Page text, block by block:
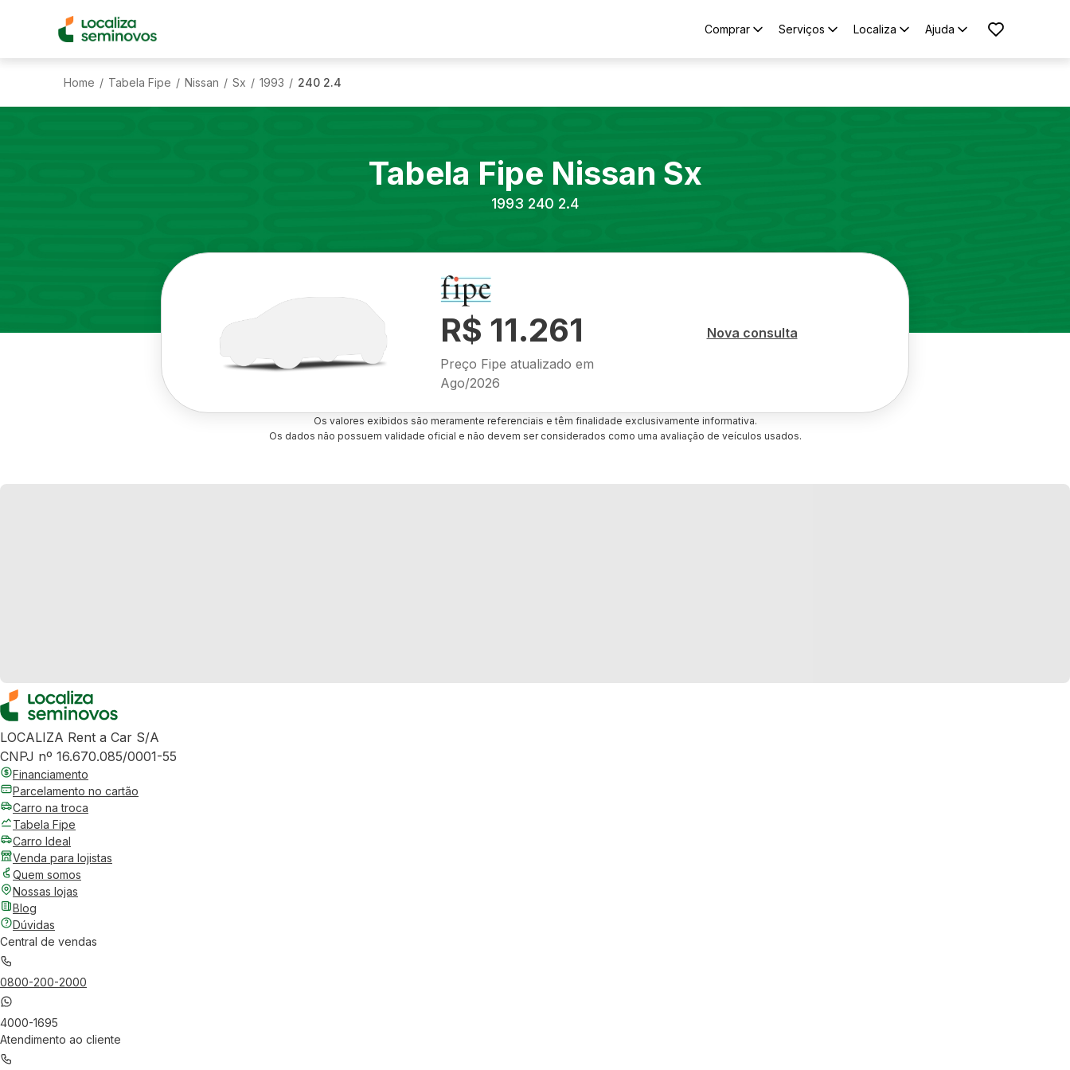
Comprar Serviços Localiza Ajuda
Home / Tabela Fipe / Nissan / Sx / 1993 / 240 2.4
Tabela Fipe Nissan Sx
1993 240 2.4
R$ 11.261
Preço Fipe atualizado em
Ago/2026
Nova consulta
Os valores exibidos são meramente referenciais e têm finalidade exclusivamente informativa.
Os dados não possuem validade oficial e não devem ser considerados como uma avaliação de veículos usados.
LOCALIZA Rent a Car S/A
CNPJ nº 16.670.085/0001-55
Financiamento
Parcelamento no cartão
Carro na troca
Tabela Fipe
Carro Ideal
Venda para lojistas
Quem somos
Nossas lojas
Blog
Dúvidas
Central de vendas
0800-200-2000
4000-1695
Atendimento ao cliente